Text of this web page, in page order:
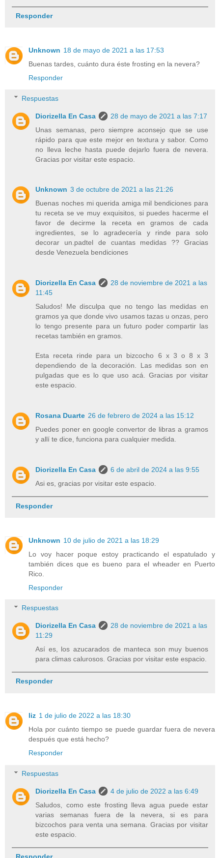
Responder
Unknown 18 de mayo de 2021 a las 17:53
Buenas tardes, cuánto dura éste frosting en la nevera?
Responder
Respuestas
Diorizella En Casa
28 de mayo de 2021 a las 7:17
Unas semanas, pero siempre aconsejo que se use
rápido para que este mejor en textura y sabor. Como
no lleva leche hasta puede dejarlo fuera de nevera.
Gracias por visitar este espacio.
Unknown 3 de octubre de 2021 a las 21:26
Buenas noches mi querida amiga mil bendiciones para
tu receta se ve muy exquisitos, si puedes hacerme el
favor de decirme la receta en gramos de cada
ingredientes, se lo agradecería y rinde para solo
decorar un.padtel de cuantas medidas ?? Gracias
desde Venezuela bendiciones
Diorizella En Casa
28 de noviembre de 2021 a las
11:45
Saludos! Me disculpa que no tengo las medidas en
gramos ya que donde vivo usamos tazas u onzas, pero
lo tengo presente para un futuro poder compartir las
recetas también en gramos.
Esta receta rinde para un bizcocho 6 x 3 o 8 x 3
dependiendo de la decoración. Las medidas son en
pulgadas que es lo que uso acá. Gracias por visitar
este espacio.
Rosana Duarte 26 de febrero de 2024 a las 15:12
Puedes poner en google convertor de libras a gramos
y allí te dice, funciona para cualquier medida.
Diorizella En Casa
6 de abril de 2024 a las 9:55
Asi es, gracias por visitar este espacio.
Responder
Unknown 10 de julio de 2021 a las 18:29
Lo voy hacer poque estoy practicando el espatulado y
también dices que es bueno para el wheader en Puerto
Rico.
Responder
Respuestas
Diorizella En Casa
28 de noviembre de 2021 a las
11:29
Así es, los azucarados de manteca son muy buenos
para climas calurosos. Gracias por visitar este espacio.
Responder
liz 1 de julio de 2022 a las 18:30
Hola por cuánto tiempo se puede guardar fuera de nevera
después que está hecho?
Responder
Respuestas
Diorizella En Casa
4 de julio de 2022 a las 6:49
Saludos, como este frosting lleva agua puede estar
varias semanas fuera de la nevera, si es para
bizcochos para venta una semana. Gracias por visitar
este espacio.